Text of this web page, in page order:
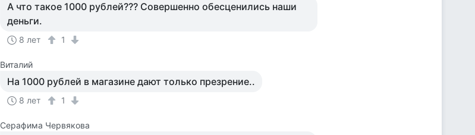
А что такое 1000 рублей??? Совершенно обесценились наши
деньги.
8 лет 1
Виталий
На 1000 рублей в магазине дают только презрение..
8 лет 1
Серафима Червякова